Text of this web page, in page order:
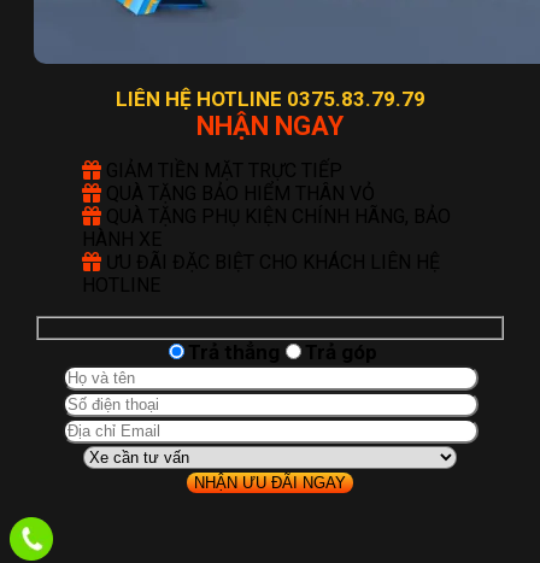
LIÊN HỆ HOTLINE 0375.83.79.79
NHẬN NGAY